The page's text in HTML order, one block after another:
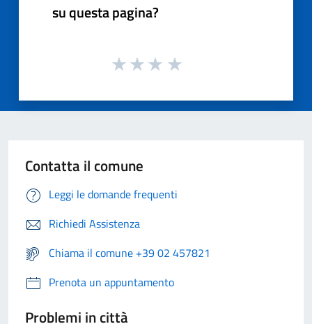
su questa pagina?
Contatta il comune
Leggi le domande frequenti
Richiedi Assistenza
Chiama il comune +39 02 457821
Prenota un appuntamento
Problemi in città